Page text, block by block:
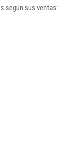
según sus ventas: